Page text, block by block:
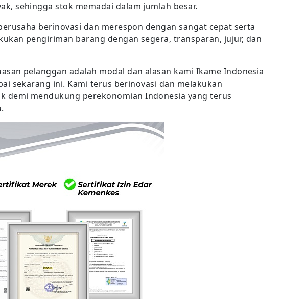
sehingga stok memadai dalam jumlah besar.
berinovasi dan merespon dengan sangat cepat serta
pengiriman barang dengan segera, transparan, jujur, dan
pelanggan adalah modal dan alasan kami Ikame Indonesia
sekarang ini. Kami terus berinovasi dan melakukan
demi mendukung perekonomian Indonesia yang terus